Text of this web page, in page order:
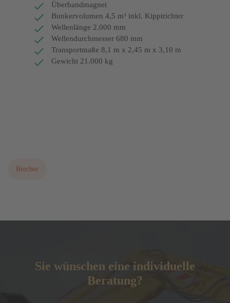
Überbandmagnet
Bunkervolumen 4,5 m³ inkl. Kipptrichter
Wellenlänge 2.000 mm
Wellendurchmesser 680 mm
Transportmaße 8,1 m x 2,45 m x 3,10 m
Gewicht 21.000 kg
Brecher
Sie wünschen eine individuelle
Beratung?